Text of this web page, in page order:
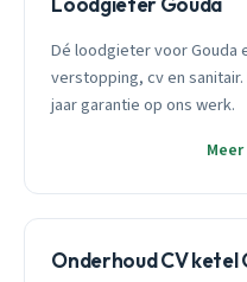
Dé loodgieter voor Gouda
verstopping, cv en
jaar garantie op ons werk.
Onderhoud CV ketel